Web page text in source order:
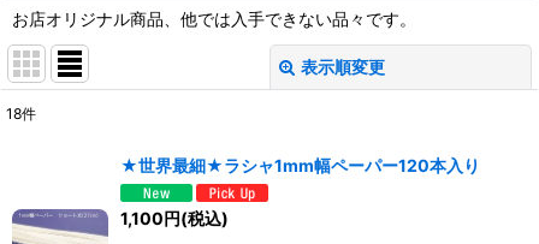
お店オリジナル商品、他では入手できない品々です。
表示順変更
18件
★世界最細★ラシャ1mm幅ペーパー120本入り
1,100円(税込)